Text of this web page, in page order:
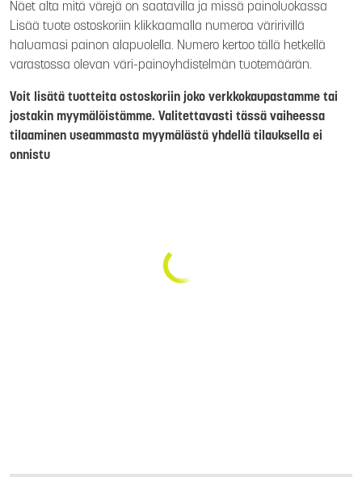
Näet alta mitä värejä on saatavilla ja missä painoluokassa
Lisää tuote ostoskoriin klikkaamalla numeroa väririvillä
haluamasi painon alapuolella. Numero kertoo tällä hetkellä
varastossa olevan väri-painoyhdistelmän tuotemäärän.
Voit lisätä tuotteita ostoskoriin joko verkkokaupastamme tai
jostakin myymälöistämme. Valitettavasti tässä vaiheessa
tilaaminen useammasta myymälästä yhdellä tilauksella ei
onnistu